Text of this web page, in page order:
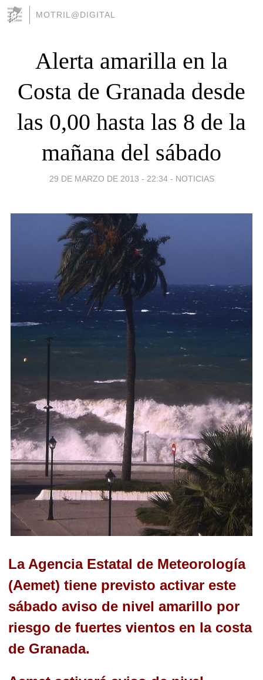
MOTRIL@DIGITAL
Alerta amarilla en la
Costa de Granada desde
las 0,00 hasta las 8 de la
mañana del sábado
29 DE MARZO DE 2013 - 22:34 - NOTICIAS
La Agencia Estatal de Meteorología
(Aemet) tiene previsto activar este
sábado aviso de nivel amarillo por
riesgo de fuertes vientos en la costa
de Granada.